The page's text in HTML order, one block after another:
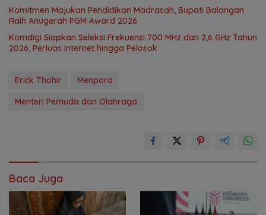
Komitmen Majukan Pendidikan Madrasah, Bupati Balangan
Raih Anugerah PGM Award 2026
Komdigi Siapkan Seleksi Frekuensi 700 MHz dan 2,6 GHz Tahun
2026, Perluas Internet hingga Pelosok
Erick Thohir
Menpora
Menteri Pemuda dan Olahraga
Baca Juga